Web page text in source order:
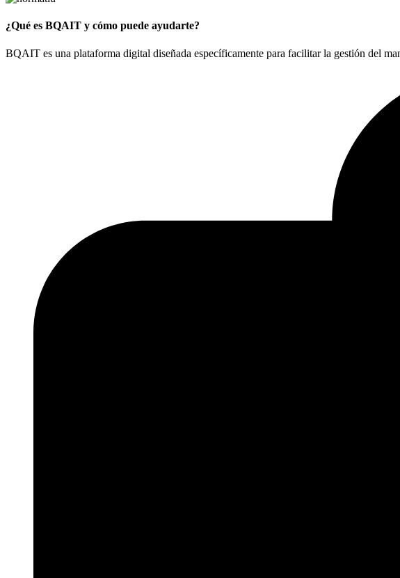
¿Qué es BQAIT y cómo puede ayudarte?
BQAIT es una plataforma digital diseñada específicamente para facilitar la gestión del